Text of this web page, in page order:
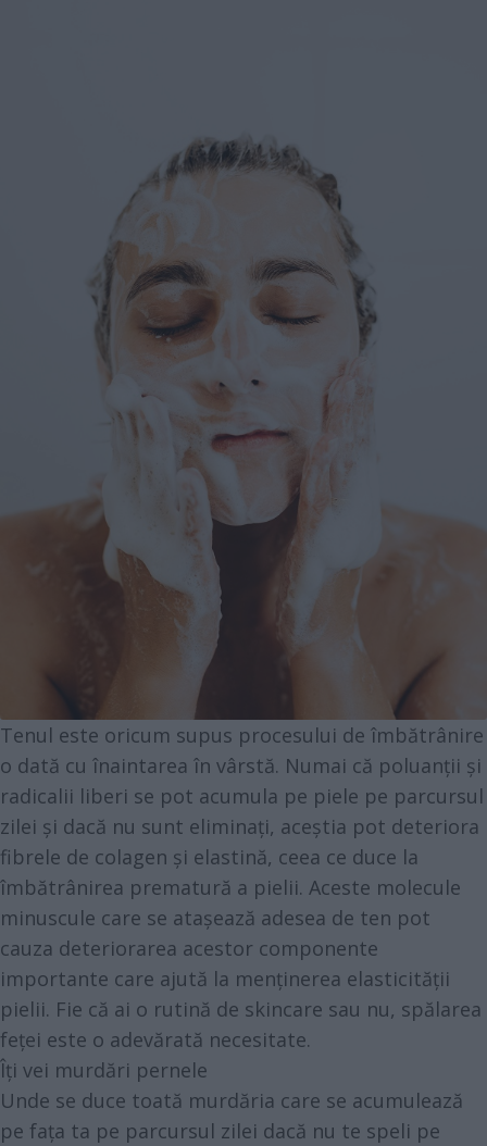
Tenul este oricum supus procesului de îmbătrânire
o dată cu înaintarea în vârstă. Numai că poluanții și
radicalii liberi se pot acumula pe piele pe parcursul
zilei și dacă nu sunt eliminați, aceștia pot deteriora
fibrele de colagen și elastină, ceea ce duce la
îmbătrânirea prematură a pielii. Aceste molecule
minuscule care se atașează adesea de ten pot
cauza deteriorarea acestor componente
importante care ajută la menținerea elasticității
pielii. Fie că ai o rutină de skincare sau nu, spălarea
feței este o adevărată necesitate.
Îți vei murdări pernele
Unde se duce toată murdăria care se acumulează
pe fața ta pe parcursul zilei dacă nu te speli pe